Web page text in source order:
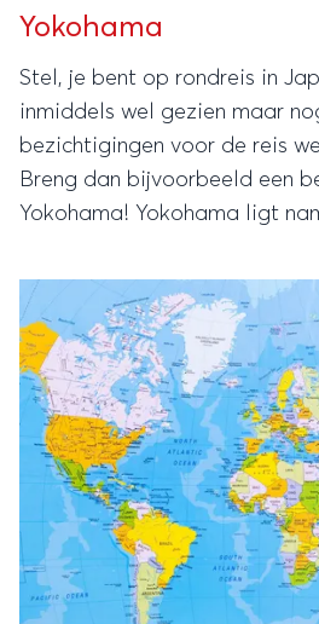
Yokohama
Stel, je bent op rondreis in
inmiddels wel gezien maar
bezichtigingen voor de reis
Breng dan bijvoorbeeld een
Yokohama! Yokohama ligt
prima voor een leuke dagtrip.